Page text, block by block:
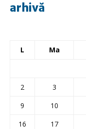
arhivă
L Ma
2
3
9
10
16
17